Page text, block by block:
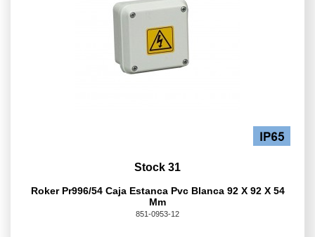
Stock 31
Roker Pr996/54 Caja Estanca Pvc Blanca 92 X 92 X 54
Mm
851-0953-12